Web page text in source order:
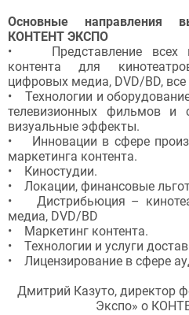
Основные направления
КОНТЕНТ ЭКСПО
• Представление всех
контента для
цифровых медиа, DVD/BD,
• Технологии и
телевизионных фильмов и
визуальные эффекты.
• Инновации в сфере
маркетинга контента.
• Киностудии.
• Локации, финансовые
• Дистрибьюция –
медиа, DVD/BD
• Маркетинг контента.
• Технологии и услуги
• Лицензирование в сфере
Дмитрий Казуто, директор
Экспо» о